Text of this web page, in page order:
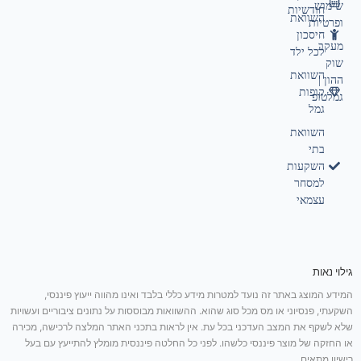
השוואת
חיסכון
לכל ילד
השוואת
קופות
גמל
השוואת
בתי
השקעות
למסחר
עצמאי
שימוש
ופרטיות
מעקב
שוק
ההון |
גמלטופ
חודשיות
גילוי נאות
המידע המוצג באתר זה נועד למטרות מידע כללי בלבד ואינו מהווה ייעוץ פיננסי,
השקעתי, פנסיוני או מס מכל סוג שהוא. ההשוואות מבוססות על נתונים ציבוריים ועשויות
שלא לשקף את המצב העדכני בכל עת. אין לראות בתכני האתר המלצה לרכישה, מכירה
או החזקה של מוצר פיננסי כלשהו. לפני כל החלטה פיננסית מומלץ להתייעץ עם בעל